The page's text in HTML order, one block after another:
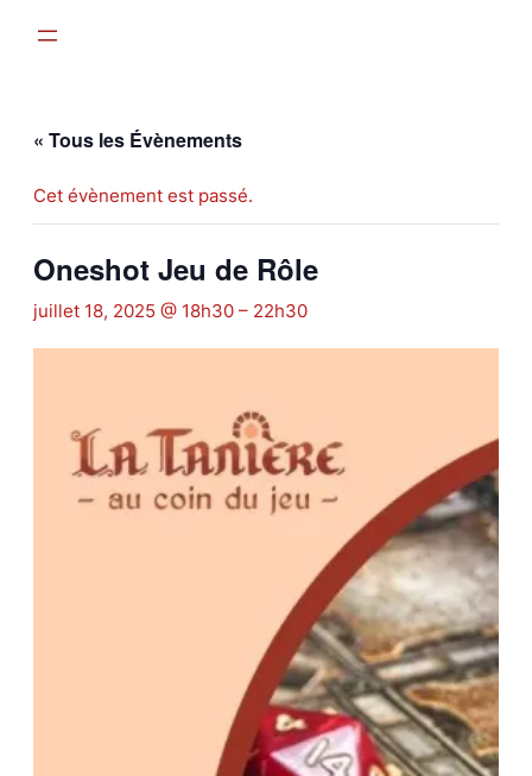
« Tous les Évènements
Cet évènement est passé.
Oneshot Jeu de Rôle
juillet 18, 2025 @ 18h30 – 22h30